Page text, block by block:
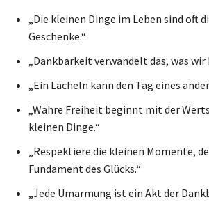
„Die kleinen Dinge im Leben sind oft
Geschenke.“
„Dankbarkeit verwandelt das, was wir
„Ein Lächeln kann den Tag eines
„Wahre Freiheit beginnt mit der
kleinen Dinge.“
„Respektiere die kleinen Momente,
Fundament des Glücks.“
„Jede Umarmung ist ein Akt der